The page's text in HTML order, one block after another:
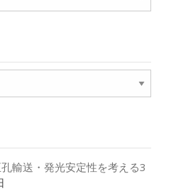
輸送・発光安定性を考える3